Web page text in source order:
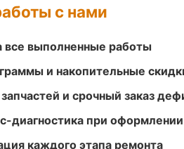
с нами
все выполненные работы
и накопительные
и срочный заказ
диагностика при оформлении
каждого этапа ремонта